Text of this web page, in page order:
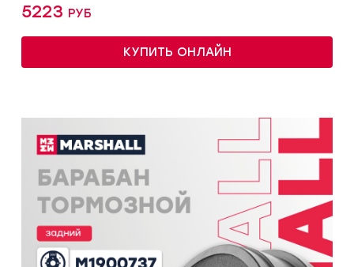
5223 руб
КУПИТЬ ОНЛАЙН